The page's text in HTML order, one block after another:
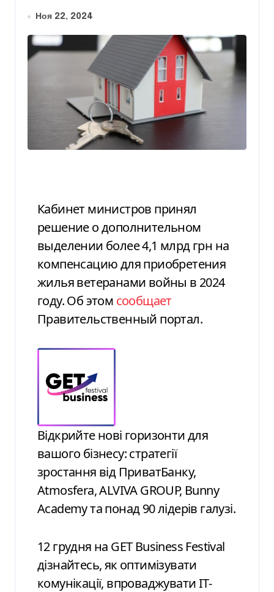
Ноя 22, 2024
Кабинет министров принял
решение о дополнительном
выделении более 4,1 млрд грн на
компенсацию для приобретения
жилья ветеранами войны в 2024
году. Об этом сообщает
Правительственный портал.
Відкрийте нові горизонти для
вашого бізнесу: стратегії
зростання від ПриватБанку,
Atmosfera, ALVIVA GROUP, Bunny
Academy та понад 90 лідерів галузі.
12 грудня на GET Business Festival
дізнайтесь, як оптимізувати
комунікації, впроваджувати ІТ-